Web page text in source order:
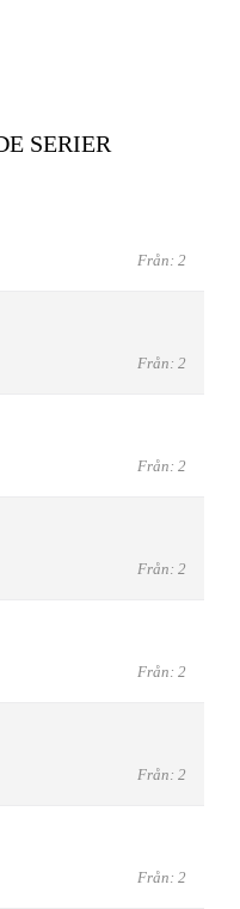
SERIER
Från: 2
Från: 2
Från: 2
Från: 2
Från: 2
Från: 2
Från: 2